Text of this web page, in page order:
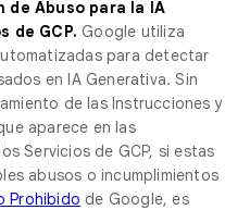
de Abuso para la IA
de GCP. Google utiliza
para detectar
en IA Generativa. Sin
de las Instrucciones y
aparece en las
Servicios de GCP, si estas
abusos o incumplimientos
Prohibido de Google, es